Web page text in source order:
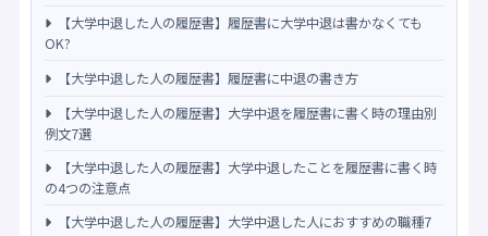
【大学中退した人の履歴書】履歴書に大学中退は書かなくても
OK?
【大学中退した人の履歴書】履歴書に中退の書き方
【大学中退した人の履歴書】大学中退を履歴書に書く時の理由別
例文7選
【大学中退した人の履歴書】大学中退したことを履歴書に書く時
の4つの注意点
【大学中退した人の履歴書】大学中退した人におすすめの職種7